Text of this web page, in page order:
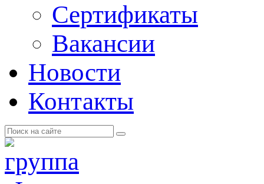
Cертификаты
Вакансии
Новости
Контакты